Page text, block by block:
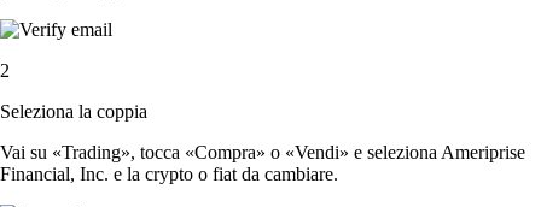
2
Seleziona la coppia
Vai su «Trading», tocca «Compra» o «Vendi» e seleziona Ameriprise
Financial, Inc. e la crypto o fiat da cambiare.